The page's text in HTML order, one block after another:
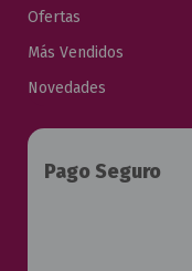
Ofertas
Más Vendidos
Novedades
Pago Seguro